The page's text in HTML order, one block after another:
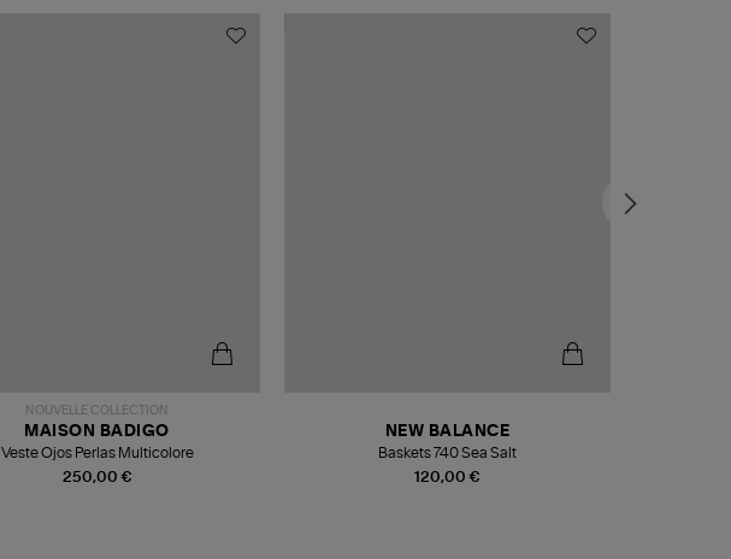
NOUVELLE COLLECTION
250,00 €
MAISON BADIGO
Veste Ojos Perlas Multicolore
120,00 €
NEW BALANCE
Baskets 740 Sea Salt